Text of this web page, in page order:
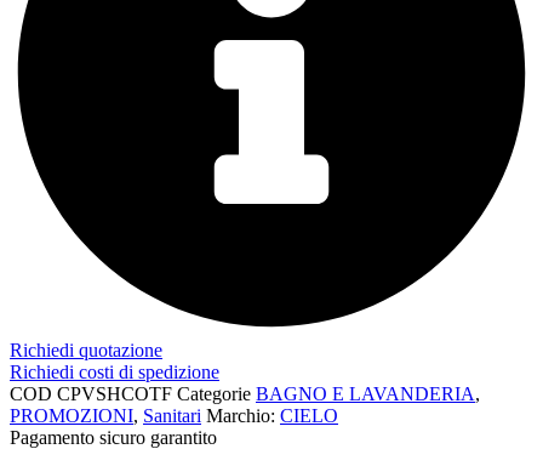
Richiedi quotazione
Richiedi costi di spedizione
COD CPVSHCOTF Categorie BAGNO E LAVANDERIA,
PROMOZIONI, Sanitari Marchio: CIELO
Pagamento sicuro garantito​